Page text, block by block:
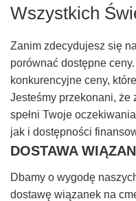
Wszystkich
Zanim zdecydujesz się
porównać dostępne
konkurencyjne ceny,
Jesteśmy przekonani, że
spełni Twoje
jak i dostępności
DOSTAWA
Dbamy o wygodę
dostawę wiązanek na